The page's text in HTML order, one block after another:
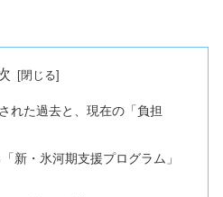
れた過去と、現在の「負担
新・氷河期支援プログラム」